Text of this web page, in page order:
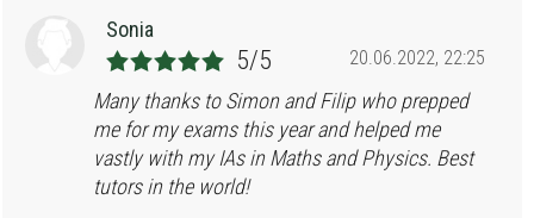
Sonia
20.06.2022, 22:25
5/5
Many thanks to Simon and Filip who prepped
me for my exams this year and helped me
vastly with my IAs in Maths and Physics. Best
tutors in the world!